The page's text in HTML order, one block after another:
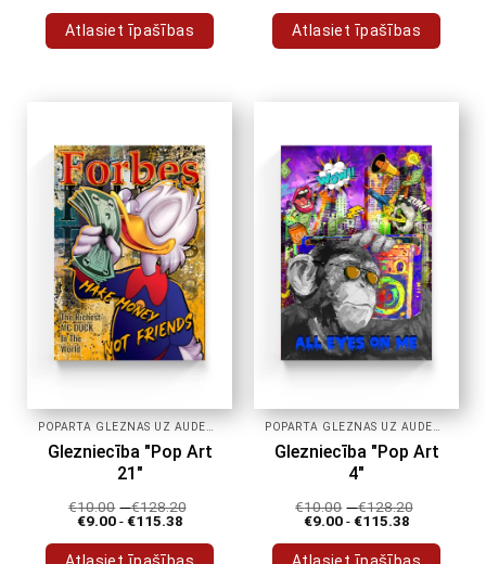
Atlasiet īpašības
varianti.
Variantus
var
izvēlēties
produkta
lapā
Atlasiet īpašības
varianti.
Variantus
var
izvēlēties
produkta
lapā
Glezniecība "Pop Art
21"
€10.00 -€128.20
€9.00-€115.38
Atlasiet īpašības
Glezniecība "Pop Art
4"
€10.00 -€128.20
€9.00-€115.38
Atlasiet īpašības